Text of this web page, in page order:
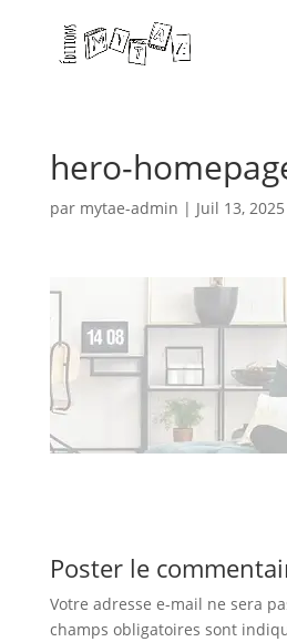
hero-
par mytae-admin | Juil 13, 2025
Poster le
Votre adresse e-mail ne sera
champs obligatoires sont